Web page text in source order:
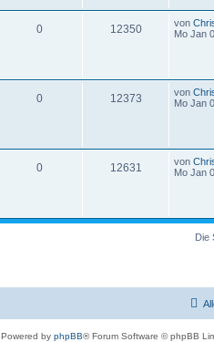
0 12350 von
Mo Jan
0 12373 von
Mo Jan
0 12631 von
Mo Jan
Die
Powered by phpBB® Forum Software © phpBB